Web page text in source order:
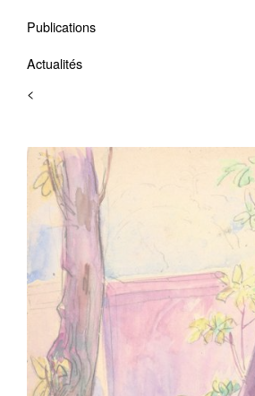
Publications
Actualités
<